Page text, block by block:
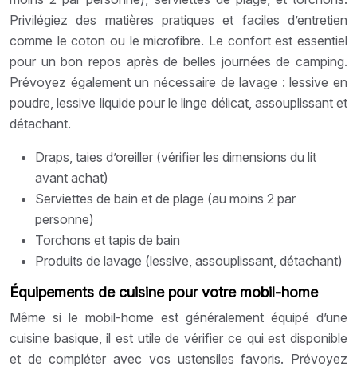
Privilégiez des matières pratiques et faciles d’entretien
comme le coton ou le microfibre. Le confort est essentiel
pour un bon repos après de belles journées de camping.
Prévoyez également un nécessaire de lavage : lessive en
poudre, lessive liquide pour le linge délicat, assouplissant et
détachant.
Draps, taies d’oreiller (vérifier les dimensions du lit
avant achat)
Serviettes de bain et de plage (au moins 2 par
personne)
Torchons et tapis de bain
Produits de lavage (lessive, assouplissant, détachant)
Équipements de cuisine pour votre mobil-home
Même si le mobil-home est généralement équipé d’une
cuisine basique, il est utile de vérifier ce qui est disponible
et de compléter avec vos ustensiles favoris. Prévoyez